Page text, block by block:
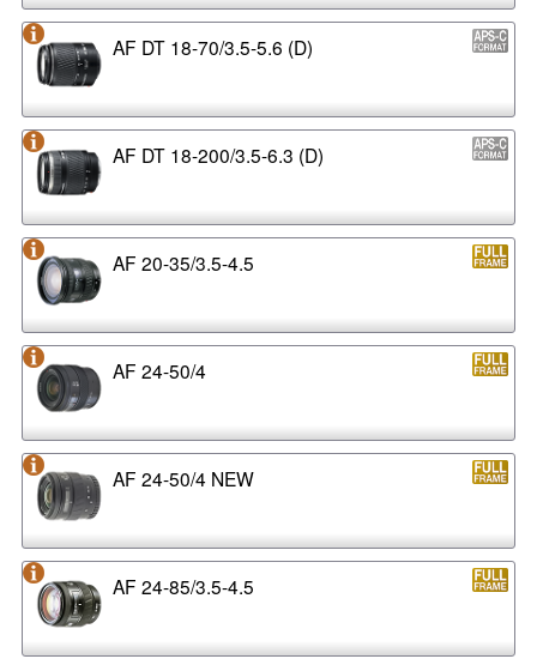
AF DT 18-70/3.5-5.6 (D)
AF DT 18-200/3.5-6.3 (D)
AF 20-35/3.5-4.5
AF 24-50/4
AF 24-50/4 NEW
AF 24-85/3.5-4.5